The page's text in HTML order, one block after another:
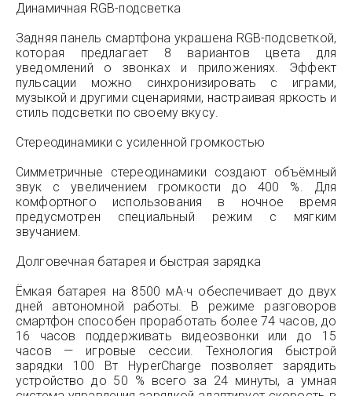
Динамичная RGB-подсветка
Задняя панель смартфона украшена RGB-подсветкой,
которая предлагает 8 вариантов цвета для
уведомлений о звонках и приложениях. Эффект
пульсации можно синхронизировать с играми,
музыкой и другими сценариями, настраивая яркость и
стиль подсветки по своему вкусу.
Стереодинамики с усиленной громкостью
Симметричные стереодинамики создают объёмный
звук с увеличением громкости до 400 %. Для
комфортного использования в ночное время
предусмотрен специальный режим с мягким
звучанием.
Долговечная батарея и быстрая зарядка
Ёмкая батарея на 8500 мА·ч обеспечивает до двух
дней автономной работы. В режиме разговоров
смартфон способен проработать более 74 часов, до
16 часов поддерживать видеозвонки или до 15
часов — игровые сессии. Технология быстрой
зарядки 100 Вт HyperCharge позволяет зарядить
устройство до 50 % всего за 24 минуты, а умная